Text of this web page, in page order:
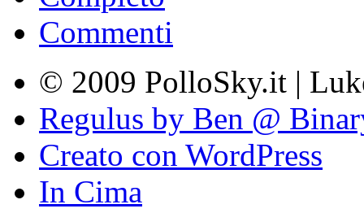
Commenti
© 2009 PolloSky.it |
Regulus by Ben @
Creato con WordPress
In Cima